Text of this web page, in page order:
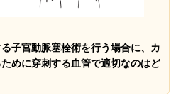
子宮動脈塞栓術を行う場合に、カ
めに穿刺する血管で適切なのはど